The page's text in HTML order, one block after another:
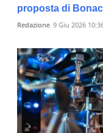
proposta di
Redazione 9 Giu 2026